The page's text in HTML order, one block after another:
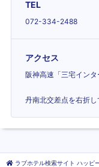
TEL
072-334-2488
アクセス
阪神高速「三宅インタ
丹南北交差点を右折し
ラブホテル検索サイト ハッピ